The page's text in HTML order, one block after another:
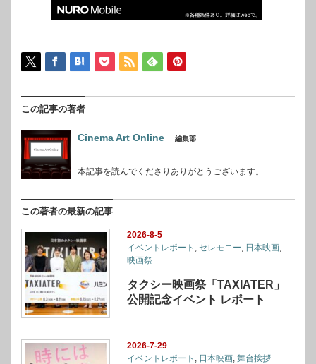
この記事の著者
Cinema Art Online 編集部
本記事を読んでくださりありがとうございます。
この著者の最新の記事
2026-8-5
イベントレポート , セレモニー, 日本映画,
映画祭
タクシー映画祭「TAXIATER」
公開記念イベント レポート
2026-7-29
イベントレポート
日本映画 ,舞台挨拶